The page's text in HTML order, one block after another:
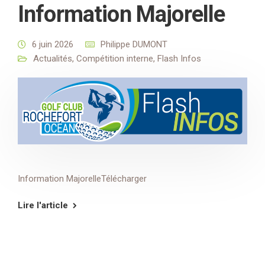
Information Majorelle
6 juin 2026
Philippe DUMONT
Actualités, Compétition interne, Flash Infos
Information MajorelleTélécharger
Lire l'article